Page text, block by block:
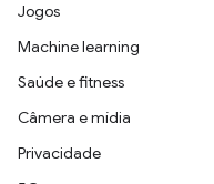
Jogos
Machine learning
Saúde e fitness
Câmera e mídia
Privacidade